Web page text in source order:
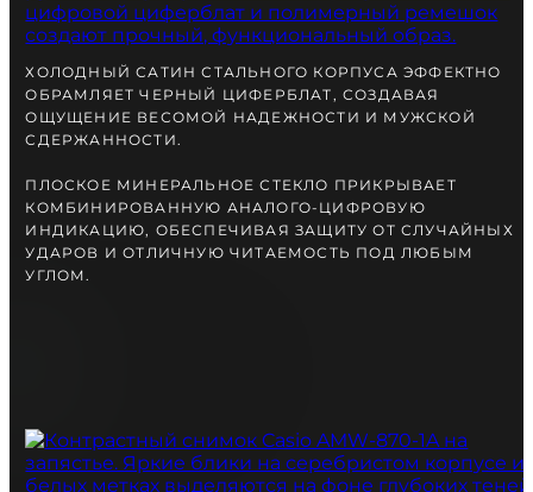
Telegram
ПОСОВЕТУЙТЕСЬ
С НАШИМ ЭКСПЕРТОМ
ХОЛОДНЫЙ САТИН СТАЛЬНОГО КОРПУСА ЭФФЕКТНО
ОБРАМЛЯЕТ ЧЕРНЫЙ ЦИФЕРБЛАТ, СОЗДАВАЯ
ОЩУЩЕНИЕ ВЕСОМОЙ НАДЕЖНОСТИ И МУЖСКОЙ
СДЕРЖАННОСТИ.
ПЛОСКОЕ МИНЕРАЛЬНОЕ СТЕКЛО ПРИКРЫВАЕТ
КОМБИНИРОВАННУЮ АНАЛОГО-ЦИФРОВУЮ
ИНДИКАЦИЮ, ОБЕСПЕЧИВАЯ ЗАЩИТУ ОТ СЛУЧАЙНЫХ
УДАРОВ И ОТЛИЧНУЮ ЧИТАЕМОСТЬ ПОД ЛЮБЫМ
УГЛОМ.